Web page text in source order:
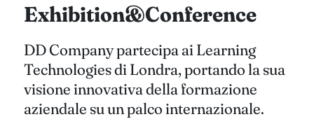
Exhibition&Conference
DD Company partecipa ai Learning
Technologies di Londra, portando la sua
visione innovativa della formazione
aziendale su un palco internazionale.